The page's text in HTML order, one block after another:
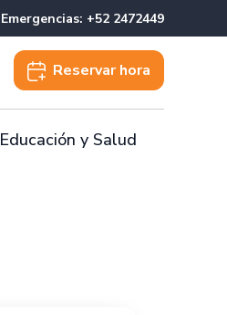
Emergencias: +52 2472449
Reservar hora
Educación y Salud